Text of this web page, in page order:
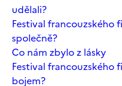
udělali?
Festival francouzského
společně?
Co nám zbylo z lásky
Festival
bojem?